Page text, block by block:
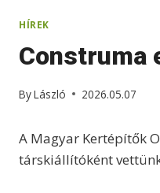
HÍREK
Construma
ByLászló 2026.05.07
A Magyar Kertépítők
társkiállítóként